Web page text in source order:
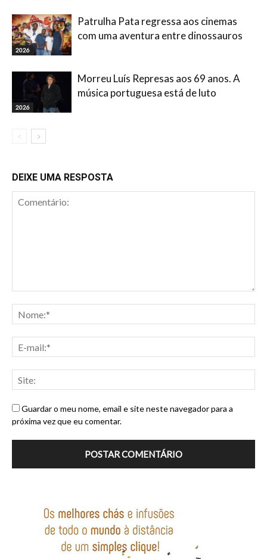
2026
Patrulha Pata regressa aos cinemas
com uma aventura entre dinossauros
2026
Morreu Luís Represas aos 69 anos. A
música portuguesa está de luto
DEIXE UMA RESPOSTA
Guardar o meu nome, email e site neste navegador para a
próxima vez que eu comentar.